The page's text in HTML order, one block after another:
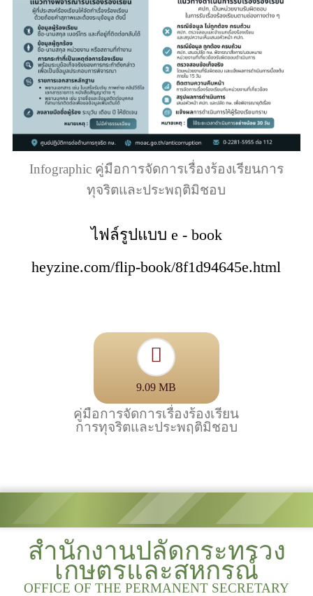
Infographic คู่มือการจัดการเรื่องร้องเรียนการ
ทุจริตและประพฤติมิชอบ
ไฟล์รูปแบบ e - book
heyzine.com/flip-book/8f1d94645e.html
9.09 MB
คู่มือการจัดการเรื่องร้องเรียน
การทุจริตและประพฤติมิชอบ
สำนักงานปลัดกระทรวง
เกษตรและสหกรณ์
OFFICE OF THE PERMANENT SECRETARY